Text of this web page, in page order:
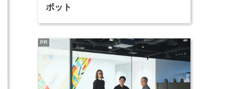
ポット
PR